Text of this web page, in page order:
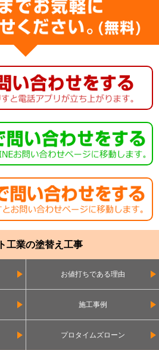
工業の塗替え工事
お値打ちである理由
施工事例
プロタイムズローン